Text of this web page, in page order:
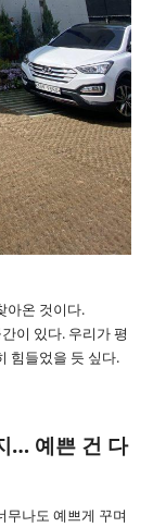
아온 것이다.
이 있다. 우리가 평
힘들었을 듯 싶다.
… 예쁜 건 다
무나도 예쁘게 꾸며